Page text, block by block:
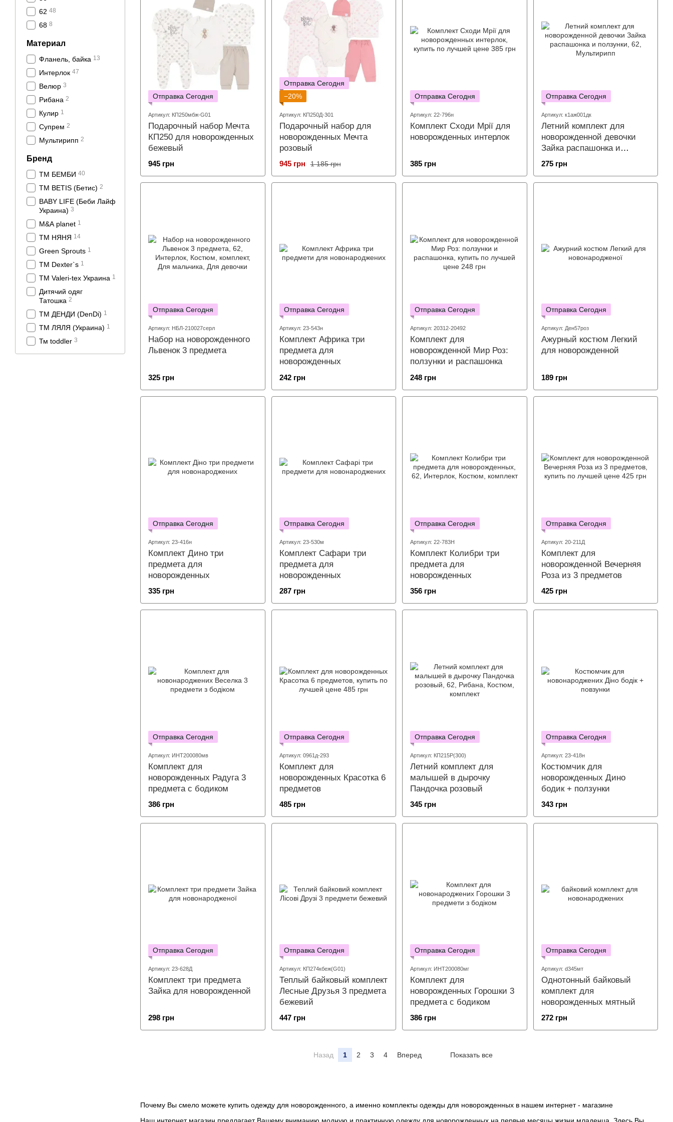
Почему Вы смело можете купить одежду для новорожденного, а именно комплекты одежды для новорожденных в нашем интернет - магазине
Отправка Сегодня
Артикул: КП250мбж-G01
Подарочный набор Мечта
КП250 для новорожденных
бежевый
945 грн
Отправка Сегодня
−20%
Артикул: КП250Д-301
Подарочный набор для
новорожденных Мечта
розовый
1 185 грн
945 грн
Отправка Сегодня
Артикул: 22-796н
Комплект Сходи Мрії для
новорожденных интерлок
385 грн
Отправка Сегодня
Артикул: к1аж001дк
Летний комплект для
новорожденной девочки
Зайка распашонка и
ползунки
275 грн
Отправка Сегодня
Артикул: НБЛ-210027серл
Набор на новорожденного
Львенок 3 предмета
325 грн
Отправка Сегодня
Артикул: 23-543н
Комплект Африка три
предмета для
новорожденных
242 грн
Отправка Сегодня
Артикул: 20312-20492
Комплект для
новорожденной Мир Роз:
ползунки и распашонка
248 грн
Отправка Сегодня
Артикул: Ден57роз
Ажурный костюм Легкий
для новорожденной
189 грн
Отправка Сегодня
Артикул: 23-416н
Комплект Дино три
предмета для
новорожденных
335 грн
Отправка Сегодня
Артикул: 23-530м
Комплект Сафари три
предмета для
новорожденных
287 грн
Отправка Сегодня
Артикул: 22-783Н
Комплект Колибри три
предмета для
новорожденных
356 грн
Отправка Сегодня
Артикул: 20-211Д
Комплект для
новорожденной Вечерняя
Роза из 3 предметов
425 грн
Отправка Сегодня
Артикул: ИНТ200080мв
Комплект для
новорожденных Радуга 3
предмета с бодиком
386 грн
Отправка Сегодня
Артикул: 0961д-293
Комплект для
новорожденных Красотка 6
предметов
485 грн
Отправка Сегодня
Артикул: КП215Р(300)
Летний комплект для
малышей в дырочку
Пандочка розовый
345 грн
Отправка Сегодня
Артикул: 23-418н
Костюмчик для
новорожденных Дино
бодик + ползунки
343 грн
Отправка Сегодня
Артикул: 23-628Д
Комплект три предмета
Зайка для новорожденной
298 грн
Отправка Сегодня
Артикул: КП274кбеж(G01)
Теплый байковый комплект
Лесные Друзья 3 предмета
бежевий
447 грн
Отправка Сегодня
Артикул: ИНТ200080мг
Комплект для
новорожденных Горошки 3
предмета с бодиком
386 грн
Отправка Сегодня
Артикул: d345мт
Однотонный байковый
комплект для
новорожденных мятный
272 грн
Назад 1 2 3 4 Вперед Показать все
62 48
68 8
Материал
Фланель, байка 13
Интерлок 47
Велюр 3
Рибана 2
Кулир 1
Супрем 2
Мультирипп 2
Бренд
ТМ БЕМБИ 40
ТМ BETIS (Бетис) 2
BABY LIFE (Беби Лайф
Украина) 3
М&А planet 1
ТМ НЯНЯ 14
Green Sprouts 1
TM Dexter`s 1
ТМ Valeri-tex Украина 1
Дитячий одяг
Татошка 2
ТМ ДЕНДИ (DenDi) 1
ТМ ЛЯЛЯ (Украина) 1
Тм toddler 3